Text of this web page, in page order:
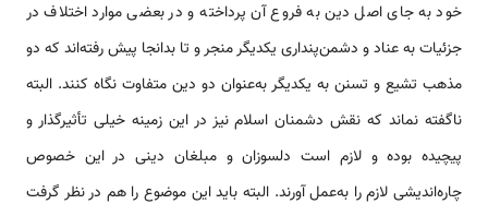
خود به جای اصل دین به فروع آن پرداخته و در بعضی موارد اختلاف در
جزئیات به عناد و دشمن­‌پنداری یکدیگر منجر و تا بدانجا پیش رفته‌اند که دو
مذهب تشیع و تسنن به یکدیگر به‌­عنوان دو دین متفاوت نگاه کنند. البته
ناگفته نماند که نقش دشمنان اسلام نیز در این زمینه خیلی تأثیرگذار و
پیچیده بوده و لازم است دلسوزان و مبلغان دینی در این خصوص
چاره‌اندیشی لازم را به­‌عمل آورند. البته باید این موضوع را هم در نظر گرفت